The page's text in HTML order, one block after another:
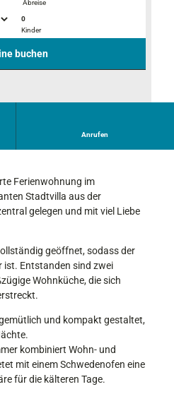
E
s
Abreise
0
Kinder
buchen
Anrufen
Ferienwohnung im
Stadtvilla aus der
gelegen und mit viel Liebe
geöffnet, sodass der
Entstanden sind zwei
Wohnküche, die sich
und kompakt gestaltet,
kombiniert Wohn- und
mit einem Schwedenofen eine
für die kälteren Tage.